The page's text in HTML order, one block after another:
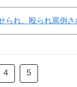
られ、殴られ罵倒さ
4 5